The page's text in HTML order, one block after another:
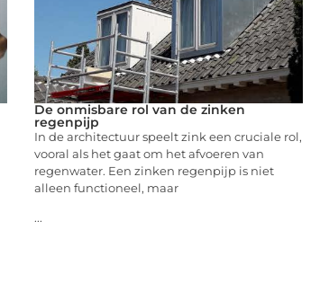
De onmisbare rol van de zinken
regenpijp
In de architectuur speelt zink een cruciale rol,
vooral als het gaat om het afvoeren van
regenwater. Een zinken regenpijp is niet
alleen functioneel, maar
...